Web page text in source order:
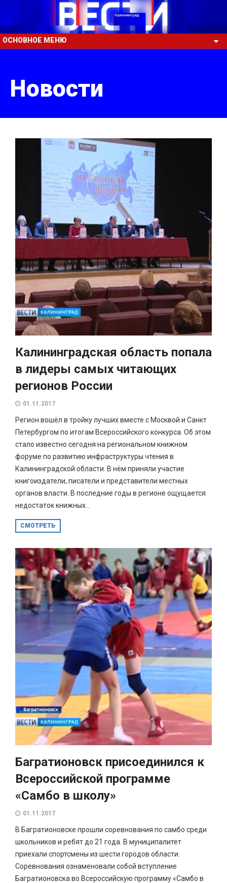
ОСНОВНОЕ МЕНЮ
Новости
Калининградская область попала
в лидеры самых читающих
регионов России
01.11.2017
Регион вошёл в тройку лучших вместе с Москвой и Санкт
Петербургом по итогам Всероссийского конкурса. Об этом
стало известно сегодня на региональном книжном
форуме по развитию инфраструктуры чтения в
Калининградской области. В нём приняли участие
книгоиздатели, писатели и представители местных
органов власти. В последние годы в регионе ощущается
недостаток книжных...
СМОТРЕТЬ
Багратионовск присоединился к
Всероссийской программе
«Самбо в школу»
01.11.2017
В Багратионовске прошли соревнования по самбо среди
школьников и ребят до 21 года. В муниципалитет
приехали спортсмены из шести городов области.
Соревнования ознаменовали собой вступление
Багратионовска во Всероссийскую программу «Самбо в